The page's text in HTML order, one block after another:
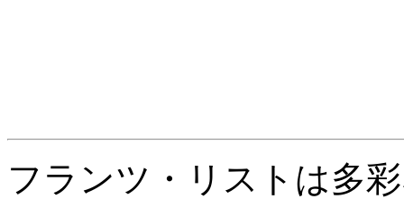
フランツ・リストは多